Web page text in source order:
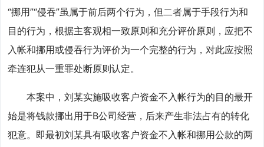
“挪用”“侵吞”虽属于前后两个行为，但二者属于手段行为和
目的行为，根据主客观相一致原则和充分评价原则，应把不
入帐和挪用或侵吞行为评价为一个完整的行为，对此应按照
牵连犯从一重罪处断原则认定。
本案中，刘某实施吸收客户资金不入帐行为的目的最开
始是将钱款挪出用于B公司经营，后来产生非法占有的转化
犯意。即最初刘某具有吸收客户资金不入帐和挪用公款的两